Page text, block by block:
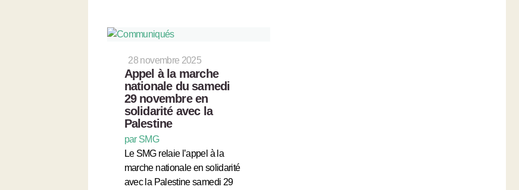
28 novembre 2025
Appel à la marche
nationale du samedi
29 novembre en
solidarité avec la
Palestine
par SMG
Le SMG relaie l’appel à la
marche nationale en solidarité
avec la Palestine samedi 29